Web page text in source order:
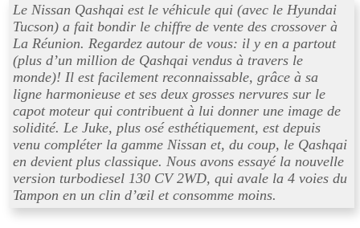
Le Nissan Qashqai est le véhicule qui (avec le Hyundai
Tucson) a fait bondir le chiffre de vente des crossover à
La Réunion. Regardez autour de vous: il y en a partout
(plus d’un million de Qashqai vendus à travers le
monde)! Il est facilement reconnaissable, grâce à sa
ligne harmonieuse et ses deux grosses nervures sur le
capot moteur qui contribuent à lui donner une image de
solidité. Le Juke, plus osé esthétiquement, est depuis
venu compléter la gamme Nissan et, du coup, le Qashqai
en devient plus classique. Nous avons essayé la nouvelle
version turbodiesel 130 CV 2WD, qui avale la 4 voies du
Tampon en un clin d’œil et consomme moins.